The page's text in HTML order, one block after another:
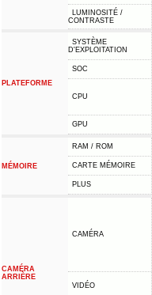
LUMINOSITÉ /
CONTRASTE
PLATEFORME
SYSTÈME
D'EXPLOITATION
SOC
CPU
GPU
MÉMOIRE
RAM / ROM
CARTE MÉMOIRE
PLUS
CAMÉRA
ARRIÈRE
CAMÉRA
VIDÉO